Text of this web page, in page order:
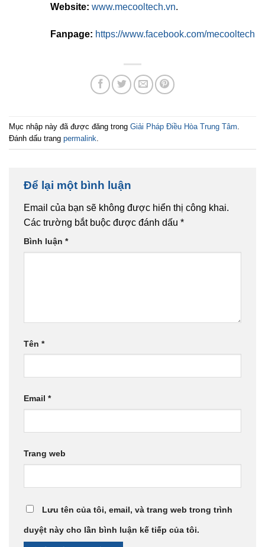
Website: www.mecooltech.vn.
Fanpage: https://www.facebook.com/mecooltech
Mục nhập này đã được đăng trong Giải Pháp Điều Hòa Trung Tâm
Đánh dấu trang permalink
Để lại một bình luận
Email của bạn sẽ không được hiển thị công khai.
Các trường bắt buộc được đánh dấu *
Bình luận *
Tên *
Email *
Trang web
Lưu tên của tôi, email, và trang web trong trình
duyệt này cho lần bình luận kế tiếp của tôi.